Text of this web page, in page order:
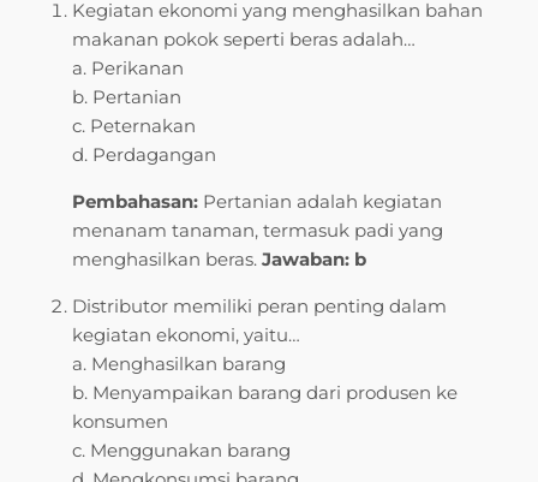
Kegiatan ekonomi yang menghasilkan bahan
makanan pokok seperti beras adalah…
a. Perikanan
b. Pertanian
c. Peternakan
d. Perdagangan
Pembahasan: Pertanian adalah kegiatan
menanam tanaman, termasuk padi yang
menghasilkan beras. Jawaban: b
Distributor memiliki peran penting dalam
kegiatan ekonomi, yaitu…
a. Menghasilkan barang
b. Menyampaikan barang dari produsen ke
konsumen
c. Menggunakan barang